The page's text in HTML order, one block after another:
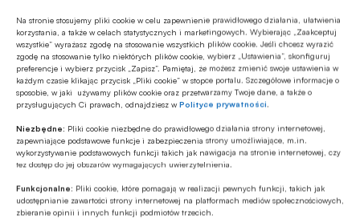
Na stronie stosujemy pliki cookie w celu zapewnienie prawidłowego działania, ułatwienia
korzystania, a także w celach statystycznych i marketingowych. Wybierając „Zaakceptuj
wszystkie” wyrażasz zgodę na stosowanie wszystkich plików cookie. Jeśli chcesz wyrazić
zgodę na stosowanie tylko niektórych plików cookie, wybierz „Ustawienia”, skonfiguruj
preferencje i wybierz przycisk „Zapisz”. Pamiętaj, że możesz zmienić swoje ustawienia w
każdym czasie klikając przycisk „Pliki cookie” w stopce portalu. Szczegółowe informacje o
sposobie, w jaki używamy plików cookie oraz przetwarzamy Twoje dane, a także o
przysługujących Ci prawach, odnajdziesz wPolityce prywatności.
Niezbędne: Pliki cookie niezbędne do prawidłowego działania strony internetowej,
zapewniające podstawowe funkcje i zabezpieczenia strony umożliwiające, m.in.
wykorzystywanie podstawowych funkcji takich jak nawigacja na stronie internetowej, czy
tez dostęp do jej obszarów wymagających uwierzytelnienia.
Funkcjonalne: Pliki cookie, które pomagają w realizacji pewnych funkcji, takich jak
udostępnianie zawartości strony internetowej na platformach mediów społecznościowych,
zbieranie opinii i innych funkcji podmiotów trzecich.
Rekordowa oferta nadal ogranicza
wzrost cen
Drugi kwartał upłynął pod znakiem stabilizacji
średnich cen metra kwadratowego mieszkań.
Według wstępnych danych BIG DATA
były niewielkie, a ewentualne wzrosty wynikały